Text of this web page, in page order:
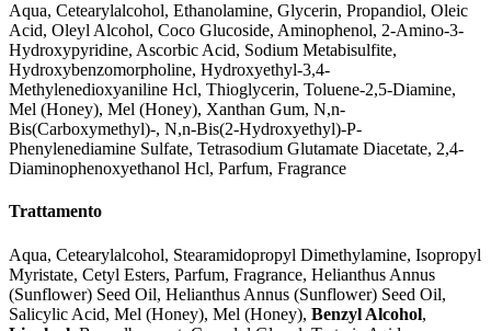
Aqua, Cetearylalcohol, Ethanolamine, Glycerin, Propandiol, Oleic
Acid, Oleyl Alcohol, Coco Glucoside, Aminophenol, 2-Amino-3-
Hydroxypyridine, Ascorbic Acid, Sodium Metabisulfite,
Hydroxybenzomorpholine, Hydroxyethyl-3,4-
Methylenedioxyaniline Hcl, Thioglycerin, Toluene-2,5-Diamine,
Mel (Honey), Mel (Honey), Xanthan Gum, N,n-
Bis(Carboxymethyl)-, N,n-Bis(2-Hydroxyethyl)-P-
Phenylenediamine Sulfate, Tetrasodium Glutamate Diacetate, 2,4-
Diaminophenoxyethanol Hcl, Parfum, Fragrance
Trattamento
Aqua, Cetearylalcohol, Stearamidopropyl Dimethylamine, Isopropyl
Myristate, Cetyl Esters, Parfum, Fragrance, Helianthus Annus
(Sunflower) Seed Oil, Helianthus Annus (Sunflower) Seed Oil,
Salicylic Acid, Mel (Honey), Mel (Honey), Benzyl Alcohol,